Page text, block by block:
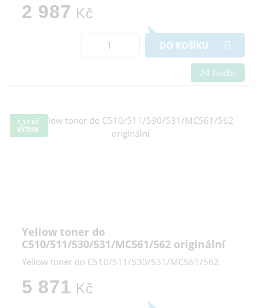
2 987 Kč
DO KOŠÍKU
24 hodin
1,17 KČ
VÝTISK
Yellow toner do
C510/511/530/531/MC561/562 originální
Yellow toner do C510/511/530/531/MC561/562
5 871 Kč